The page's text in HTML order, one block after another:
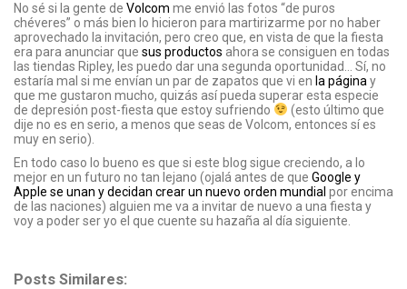
No sé si la gente de Volcom me envió las fotos “de puros
chéveres” o más bien lo hicieron para martirizarme por no haber
aprovechado la invitación, pero creo que, en vista de que la fiesta
era para anunciar que sus productos ahora se consiguen en todas
las tiendas Ripley, les puedo dar una segunda oportunidad… Sí, no
estaría mal si me envían un par de zapatos que vi en la página y
que me gustaron mucho, quizás así pueda superar esta especie
de depresión post-fiesta que estoy sufriendo
(esto último que
dije no es en serio, a menos que seas de Volcom, entonces sí es
muy en serio).
En todo caso lo bueno es que si este blog sigue creciendo, a lo
mejor en un futuro no tan lejano (ojalá antes de que Google y
Apple se unan y decidan crear un nuevo orden mundial por encima
de las naciones) alguien me va a invitar de nuevo a una fiesta y
voy a poder ser yo el que cuente su hazaña al día siguiente.
Posts Similares: